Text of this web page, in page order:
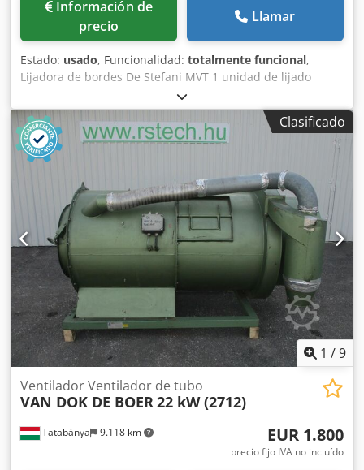
Información de
precio
Llamar
Estado: usado, Funcionalidad: totalmente funcional,
Lijadora de bordes De Stefani MVT 1 unidad de lijado
Altura máxima de la pieza: 100 mm Motor de la unidad de
lijado: 2,5 kW Unidad de lijado con sistema de autoafilado
Credpfx Aoznu D Ronvof Ajuste manual de la unidad de
lijado Ajuste manual del ángulo de la unidad Unidad de
lijado con oscilación Velocidad de avance regulable
mediante variador Motor de avance de 0,74 kW
Clasificado
1 /9
Tatabánya 9.118 km
Ventilador Ventilador de tubo
VAN DOK DE BOER22 kW (2712)
EUR 1.800
precio fijo IVA no incluído